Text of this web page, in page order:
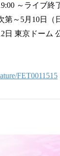
～ライブ終
第～5月10日（
日 東京ドーム
FET0011515